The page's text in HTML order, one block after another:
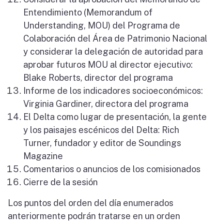
Entendimiento (Memorandum of
Understanding, MOU) del Programa de
Colaboración del Área de Patrimonio Nacional
y considerar la delegación de autoridad para
aprobar futuros MOU al director ejecutivo:
Blake Roberts, director del programa
Informe de los indicadores socioeconómicos:
Virginia Gardiner, directora del programa
El Delta como lugar de presentación, la gente
y los paisajes escénicos del Delta: Rich
Turner, fundador y editor de Soundings
Magazine
Comentarios o anuncios de los comisionados
Cierre de la sesión
Los puntos del orden del día enumerados
anteriormente podrán tratarse en un orden